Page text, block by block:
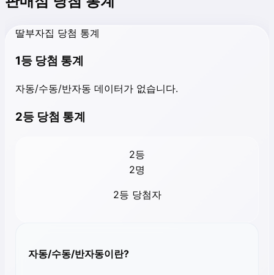
딸부자집 당첨 통계
1등 당첨 통계
자동/수동/반자동 데이터가 없습니다.
2등 당첨 통계
2등
2명
2등 당첨자
자동/수동/반자동이란?